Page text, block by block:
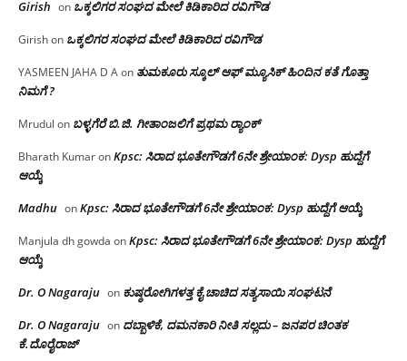
Girish on ಒಕ್ಕಲಿಗರ ಸಂಘದ ಮೇಲೆ ಕಿಡಿಕಾರಿದ ರವಿಗೌಡ
Girishon ಒಕ್ಕಲಿಗರ ಸಂಘದ ಮೇಲೆ ಕಿಡಿಕಾರಿದ ರವಿಗೌಡ
YASMEEN JAHA D Aon ತುಮಕೂರು ಸ್ಕೂಲ್ ಆಫ್ ಮ್ಯೂಸಿಕ್ ಹಿಂದಿನ ಕತೆ ಗೊತ್ತಾ
ನಿಮಗೆ ?
Mrudul on ಬಳ್ಳಗೆರೆ ಬಿ.ಜಿ. ಗೀತಾಂಜಲಿಗೆ ಪ್ರಥಮ ರ‌್ಯಾಂಕ್
Bharath KumaronKpsc: ಸಿರಾದ ಭೂತೇಗೌಡಗೆ 6ನೇ ಶ್ರೇಯಾಂಕ: Dysp ಹುದ್ದೆಗೆ
ಆಯ್ಕೆ
Madhu onKpsc: ಸಿರಾದ ಭೂತೇಗೌಡಗೆ 6ನೇ ಶ್ರೇಯಾಂಕ: Dysp ಹುದ್ದೆಗೆ ಆಯ್ಕೆ
Manjula dh gowda onKpsc: ಸಿರಾದ ಭೂತೇಗೌಡಗೆ 6ನೇ ಶ್ರೇಯಾಂಕ: Dysp ಹುದ್ದೆಗೆ
ಆಯ್ಕೆ
Dr. O Nagaraju on ಕುಷ್ಠರೋಗಿಗಳತ್ತ ಕೈ ಚಾಚಿದ ಸತ್ಯಸಾಯಿ ಸಂಘಟನೆ
Dr. O Nagaraju on ದಬ್ಬಾಳಿಕೆ, ದಮನಕಾರಿ ನೀತಿ ಸಲ್ಲದು – ಜನಪರ ಚಿಂತಕ
ಕೆ.ದೊರೈರಾಜ್